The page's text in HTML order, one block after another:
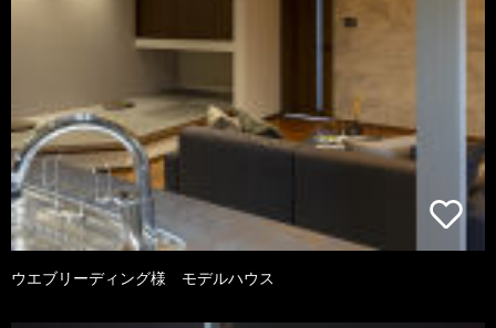
ウエブリーディング様 モデルハウス